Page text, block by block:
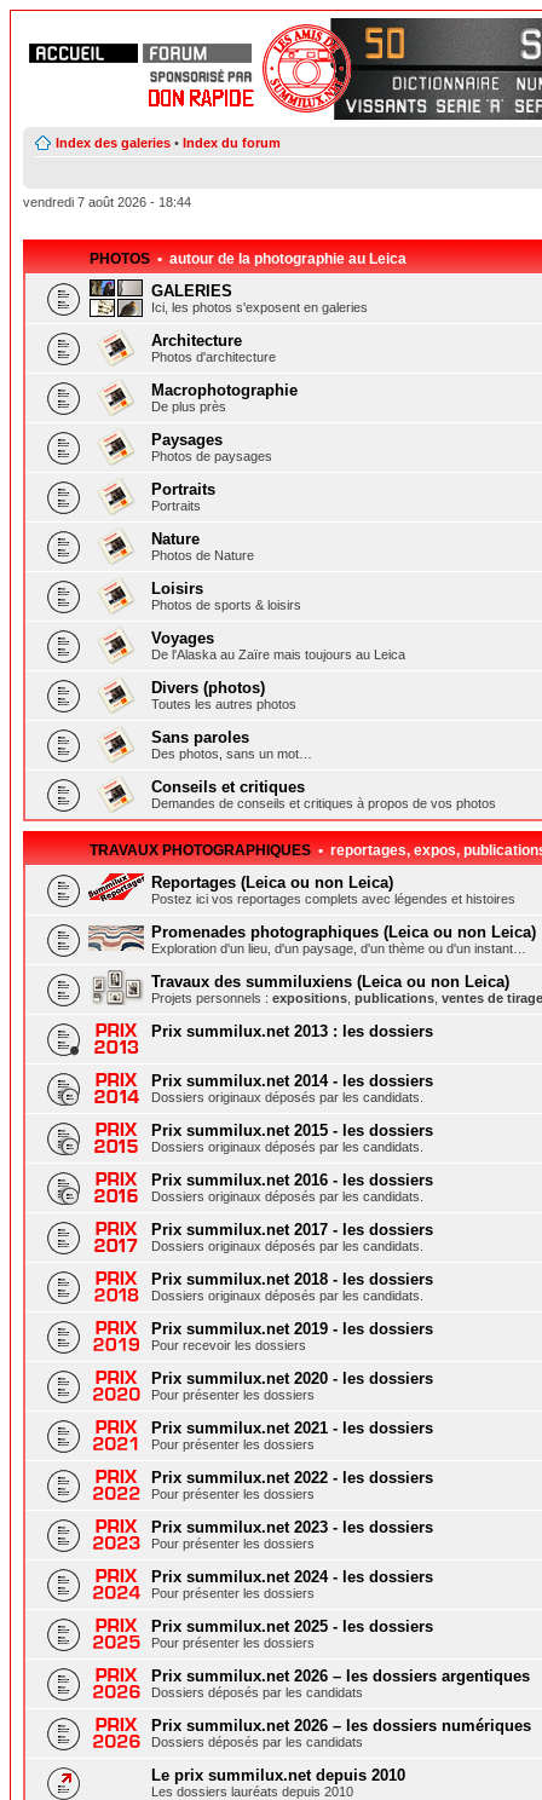
Index des galeries • Index du forum
vendredi 7 août 2026 - 18:44
PHOTOS • autour de la photographie au Leica
GALERIES
Ici, les photos s'exposent en galeries
Architecture
Photos d'architecture
Macrophotographie
De plus près
Paysages
Photos de paysages
Portraits
Portraits
Nature
Photos de Nature
Loisirs
Photos de sports & loisirs
Voyages
De l'Alaska au Zaïre mais toujours au Leica
Divers (photos)
Toutes les autres photos
Sans paroles
Des photos, sans un mot…
Conseils et critiques
Demandes de conseils et critiques à propos de vos photos
TRAVAUX PHOTOGRAPHIQUES• reportages, expos,
Reportages (Leica ou non Leica)
Postez ici vos reportages complets avec légendes et histoires
Promenades photographiques (Leica ou non Leica)
Exploration d'un lieu, d'un paysage, d'un thème ou d'un instant…
Travaux des summiluxiens (Leica ou non Leica)
Projets personnels : expositions publications ventes de
Prix summilux.net 2013 : les dossiers
Prix summilux.net 2014 - les dossiers
Dossiers originaux déposés par les candidats.
Prix summilux.net 2015 - les dossiers
Dossiers originaux déposés par les candidats.
Prix summilux.net 2016 - les dossiers
Dossiers originaux déposés par les candidats.
Prix summilux.net 2017 - les dossiers
Dossiers originaux déposés par les candidats.
Prix summilux.net 2018 - les dossiers
Dossiers originaux déposés par les candidats.
Prix summilux.net 2019 - les dossiers
Pour recevoir les dossiers
Prix summilux.net 2020 - les dossiers
Pour présenter les dossiers
Prix summilux.net 2021 - les dossiers
Pour présenter les dossiers
Prix summilux.net 2022 - les dossiers
Pour présenter les dossiers
Prix summilux.net 2023 - les dossiers
Pour présenter les dossiers
Prix summilux.net 2024 - les dossiers
Pour présenter les dossiers
Prix summilux.net 2025 - les dossiers
Pour présenter les dossiers
Prix summilux.net 2026 – les dossiers argentiques
Dossiers déposés par les candidats
Prix summilux.net 2026 – les dossiers numériques
Dossiers déposés par les candidats
Le prix summilux.net depuis 2010
Les dossiers lauréats depuis 2010